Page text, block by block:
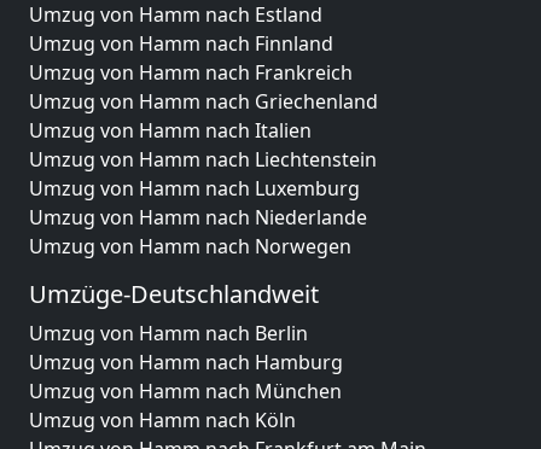
Umzug von Hamm nach Estland
Umzug von Hamm nach Finnland
Umzug von Hamm nach Frankreich
Umzug von Hamm nach Griechenland
Umzug von Hamm nach Italien
Umzug von Hamm nach Liechtenstein
Umzug von Hamm nach Luxemburg
Umzug von Hamm nach Niederlande
Umzug von Hamm nach Norwegen
Umzüge-Deutschlandweit
Umzug von Hamm nach Berlin
Umzug von Hamm nach Hamburg
Umzug von Hamm nach München
Umzug von Hamm nach Köln